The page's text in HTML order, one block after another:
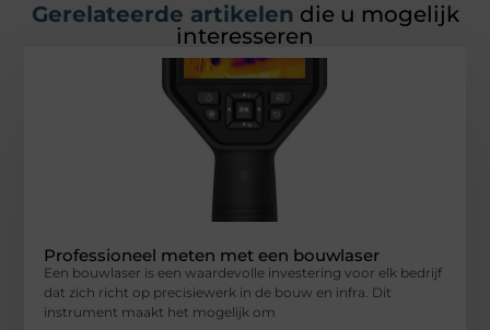
Gerelateerde artikelen die u mogelijk
interesseren
Professioneel meten met een bouwlaser
Een bouwlaser is een waardevolle investering voor elk bedrijf
dat zich richt op precisiewerk in de bouw en infra. Dit
instrument maakt het mogelijk om